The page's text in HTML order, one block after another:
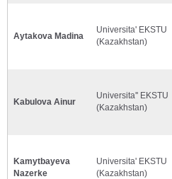
Aytakova Madina
Universita' EKSTU
(Kazakhstan)
Kabulova Ainur
Universita'' EKSTU
(Kazakhstan)
Kamytbayeva
Nazerke
Universita' EKSTU
(Kazakhstan)